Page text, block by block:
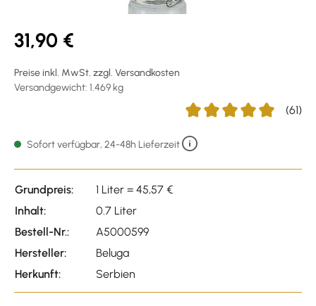
31,90 €
Preise inkl. MwSt. zzgl. Versandkosten
Versandgewicht: 1.469 kg
(61)
Sofort verfügbar, 24-48h Lieferzeit
Grundpreis:
1 Liter = 45,57 €
Inhalt:
0.7 Liter
Bestell-Nr.:
A5000599
Hersteller:
Beluga
Herkunft:
Serbien